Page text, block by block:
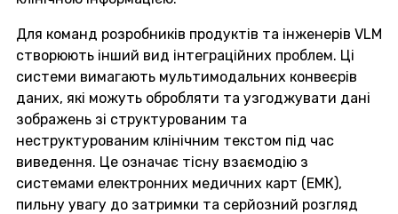
Для команд розробників продуктів та інженерів VLM
створюють інший вид інтеграційних проблем. Ці
системи вимагають мультимодальних конвеєрів
даних, які можуть обробляти та узгоджувати дані
зображень зі структурованим та
неструктурованим клінічним текстом під час
виведення. Це означає тісну взаємодію з
системами електронних медичних карт (ЕМК),
пильну увагу до затримки та серйозний розгляд